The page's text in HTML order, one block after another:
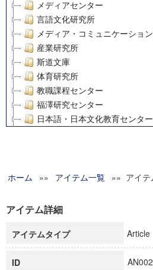
メディアセンター
言語文化研究所
メディア・コミュニケーショ
産業研究所
斯道文庫
体育研究所
教職課程センター
福澤研究センター
日本語・日本文化教育センター
グローバルリサーチインスティ
科学研究費補助金研究成果報告
慶應義塾大学グローバルCOE
慶應義塾大学グローバルCOE
博士課程教育リーディングプ
ホーム »» アイテム一覧 »» アイテ
アイテム詳細
アイテムタイプ Article
ID